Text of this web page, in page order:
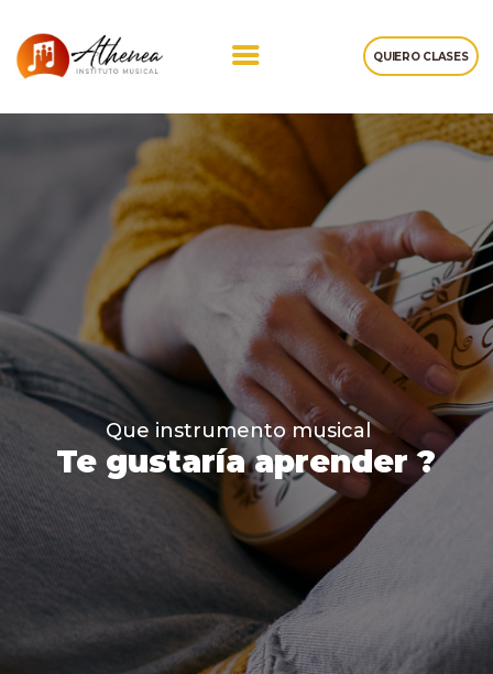
QUIERO CLASES
NOSOTROS
CLASES DE MÚSICA
TESTIMONIOS
NOTAS
CONTACTOS
Que instrumento musical
Te gustaría aprender ?